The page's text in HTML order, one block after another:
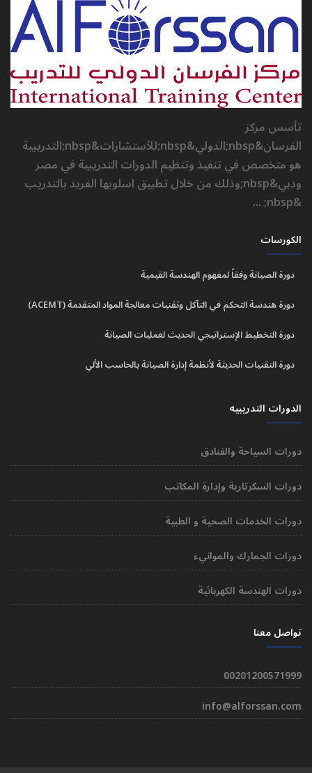
تأسس مركز
الفرسان&nbsp;الدولي&nbsp;للأستشارات&nbsp;التدريبية
هو متخصص في تنفيذ وتنظيم الدورات التدريبية في مصر
ودبي&nbsp;وذلك من خلال تطبيق اسلوبها الفريد بالتدريب
&nbsp; ...
الكورسات
دورة الصيانة وفقاً لمفهوم الهندسة القيمية
دورة هندسة التحكم في التآكل وتقنيات معالجة المواد المتقدمة (ACEMT)
دورة التخطيط الإستراتيجي الحديث لعمليات الصيانة
دورة التقنيات الحديثة لأنظمة إدارة الصيانة بالحاسب الألي
الدورات التدريبيه
دورات السياحة والفنادق
دورات السكرتارية وإدارة المكاتب
دورات الخدمات الصحية و الطبية
دورات الجمارك والموانيء
دورات الهندسة الكهربائية
تواصل معنا
00201200571999
info@alforssan.com